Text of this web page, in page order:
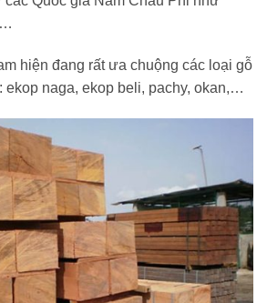
hiện đang rất ưa chuộng các loại gỗ
ekop naga, ekop beli, pachy, okan,…